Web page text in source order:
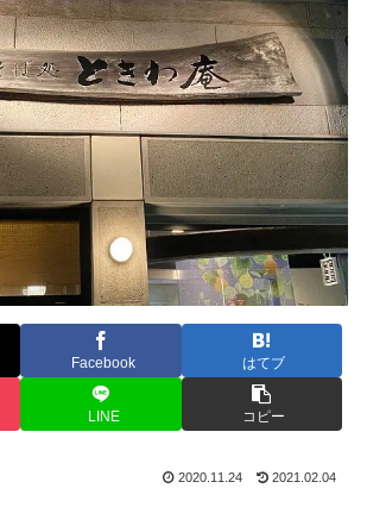
Facebook はてブ
LINE コピー
2020.11.24 2021.02.04